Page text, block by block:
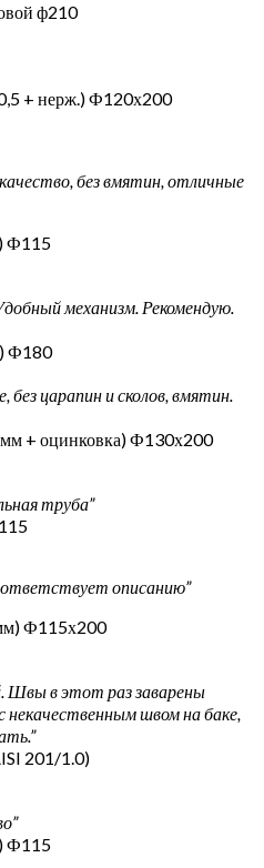
ф210
+ нерж.) Ф120х200
без вмятин, отличные
Ф115
механизм. Рекомендую.
Ф180
без царапин и сколов, вмятин.
+ оцинковка) Ф130х200
труба”
описанию”
Ф115х200
Швы в этот раз заварены
некачественным швом на баке,
201/1.0)
Ф115